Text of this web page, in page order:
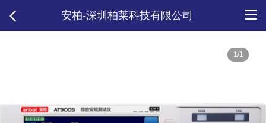
安柏-深圳柏莱科技有限公司
1/1